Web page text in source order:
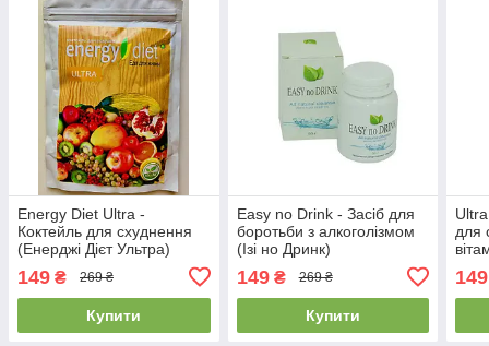
Energy Diet Ultra -
Коктейль для схуднення
(Енерджі Дієт Ультра)
149 ₴ 269 ₴
Купити
Easy no Drink - Засіб для
боротьби з алкоголізмом
(Ізі но Дринк)
149₴ 269 ₴
Купити
для
149